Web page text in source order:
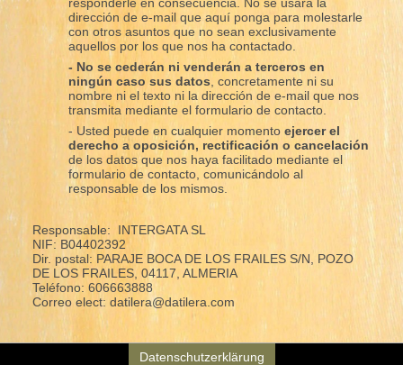
dirección de e-mail que aquí ponga para molestarle
con otros asuntos que no sean exclusivamente
aquellos por los que nos ha contactado.
- No se cederán ni venderán a terceros en
ningún caso sus datos , concretamente ni su
nombre ni el texto ni la dirección de e-mail que nos
transmita mediante el formulario de contacto.
- Usted puede en cualquier momento ejercer el
derecho a oposición, rectificación o cancelación
de los datos que nos haya facilitado mediante el
formulario de contacto, comunicándolo al
responsable de los mismos.
Responsable: INTERGATA SL
NIF: B04402392
Dir. postal: PARAJE BOCA DE LOS FRAILES S/N, POZO
DE LOS FRAILES, 04117, ALMERIA
Teléfono: 606663888
Correo elect: datilera@datilera.com
Datenschutzerklärung